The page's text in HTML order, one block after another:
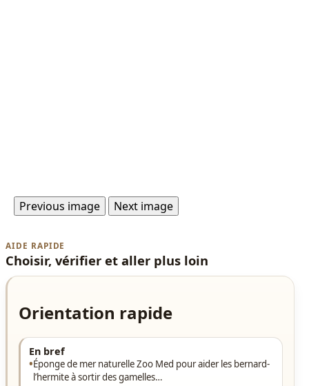
Previous image Next image
AIDE RAPIDE
Choisir, vérifier et aller plus loin
Orientation rapide
En bref
Éponge de mer naturelle Zoo Med pour aider les bernard-
l’hermite à sortir des gamelles…